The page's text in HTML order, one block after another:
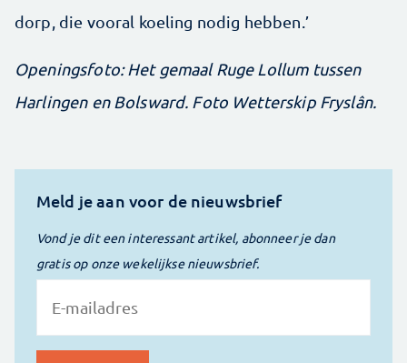
dorp, die vooral koeling nodig hebben.’
Openingsfoto: Het gemaal Ruge Lollum tussen
Harlingen en Bolsward. Foto Wetterskip Fryslân.
Meld je aan voor de nieuwsbrief
Vond je dit een interessant artikel, abonneer je dan
gratis op onze wekelijkse nieuwsbrief.